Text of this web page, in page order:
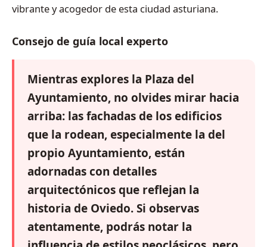
vibrante y acogedor de esta ciudad asturiana.
Consejo de guía local experto
Mientras explores la Plaza del
Ayuntamiento, no olvides mirar hacia
arriba: las fachadas de los edificios
que la rodean, especialmente la del
propio Ayuntamiento, están
adornadas con detalles
arquitectónicos que reflejan la
historia de Oviedo. Si observas
atentamente, podrás notar la